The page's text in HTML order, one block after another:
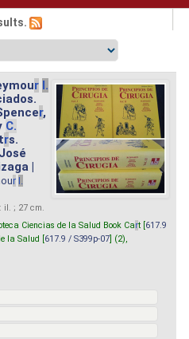
r I.
r,
C.
rs.
|
r I.
il. ; 27 cm.
Ciencias de la Salud Book Cart [ 617.9
la Salud [ 617.9 / S399p-07 ] (2),